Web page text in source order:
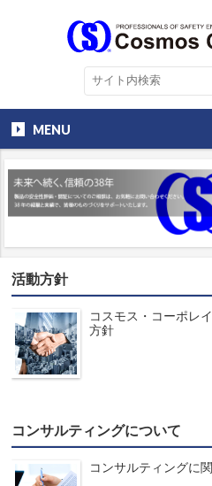
MENU
活動方針
コスモス・コーポレ
方針
コンサルティングについて
コンサルティングに